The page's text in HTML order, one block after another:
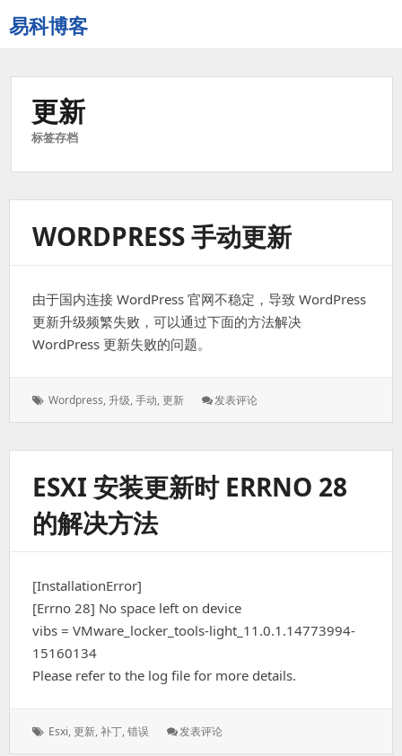
易科博客
更新
标签存档
WORDPRESS 手动更新
由于国内连接 WordPress 官网不稳定，导致 WordPress
更新升级频繁失败，可以通过下面的方法解决
WordPress 更新失败的问题。
标
Wordpress,升级,手动,更新 发表评论: WordPress
更
ESXI 安装更新时 ERRNO 28
的解决方法
[InstallationError]
[Errno 28] No space left on device
vibs = VMware_locker_tools-light_11.0.1.14773994-
15160134
Please refer to the log file for more details.
标
Esxi,更新,补丁,错误 发表评论: ESXi